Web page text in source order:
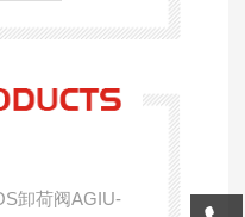
卸荷阀AGIU-